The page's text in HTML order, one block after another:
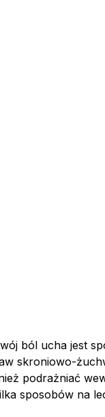
ból ucha jest
skroniowo-
podrażniać
sposobów na